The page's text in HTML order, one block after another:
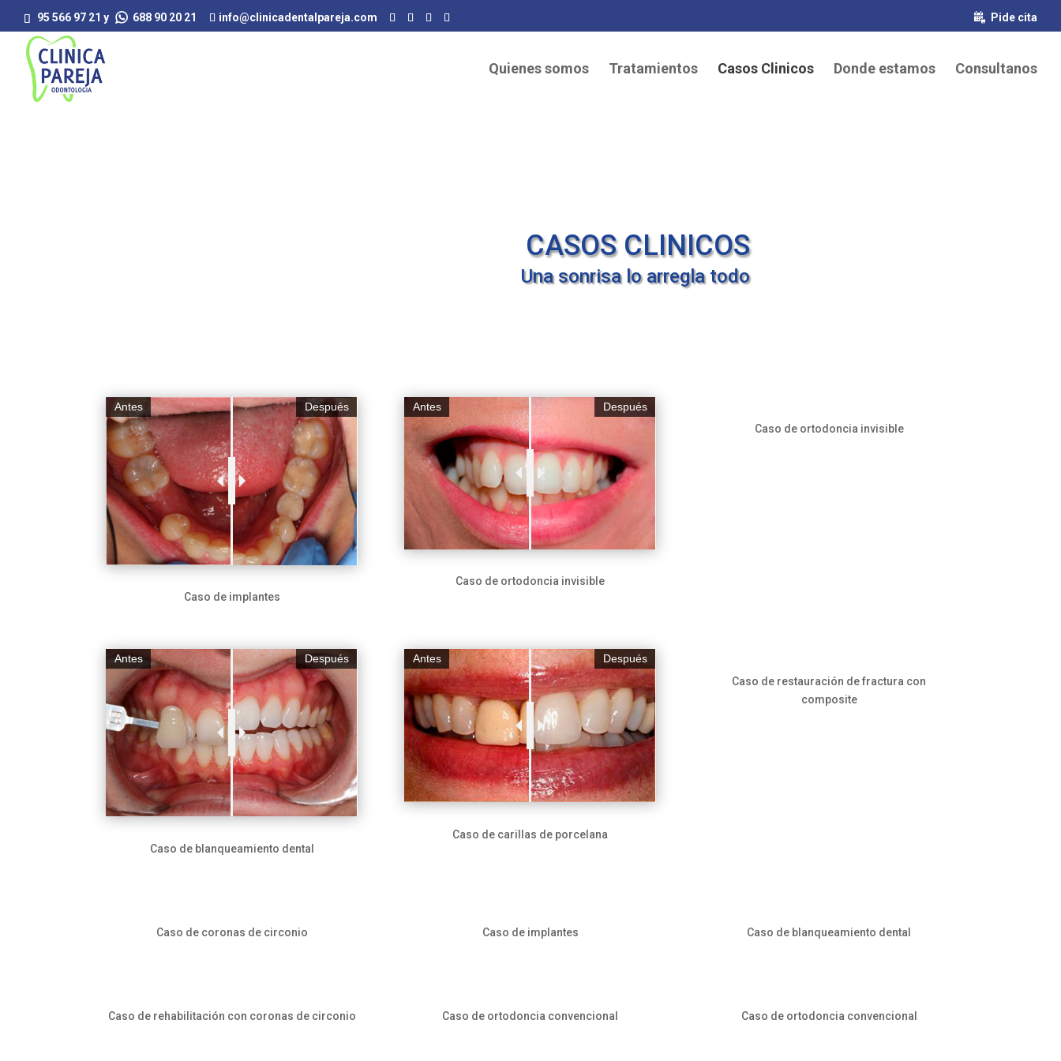
95 566 97 21 y 688 90 20 21 info@clinicadentalpareja.com Pide cita
Quienes somos Tratamientos Casos Clinicos Donde estamos Consultanos
CASOS CLINICOS
Una sonrisa lo arregla todo
Antes Después
Caso de implantes
Antes Después
Caso de ortodoncia invisible
Caso de ortodoncia invisible
Antes Después
Caso de blanqueamiento dental
Antes Después
Caso de carillas de porcelana
Caso de restauración de fractura con
composite
Caso de coronas de circonio Caso de implantes Caso de blanqueamiento dental
Caso de rehabilitación con coronas de circonio Caso de ortodoncia convencional Caso de ortodoncia convencional